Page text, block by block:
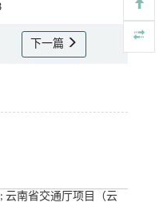
下一篇
云南省交通厅项目（云